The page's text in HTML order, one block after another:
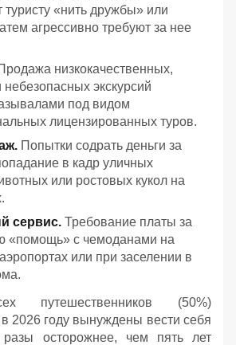
«нить дружбы» или
агрессивно требуют за нее
низкокачественных,
небезопасных экскурсий
под видом
лицензированных туров.
Попытки содрать деньги за
в кадр уличных
или ростовых кукол на
сервис. Требование платы за
«помощь» с чемоданами на
или при заселении в
путешественников (50%)
в 2026 году вынуждены вести себя
осторожнее, чем пять лет